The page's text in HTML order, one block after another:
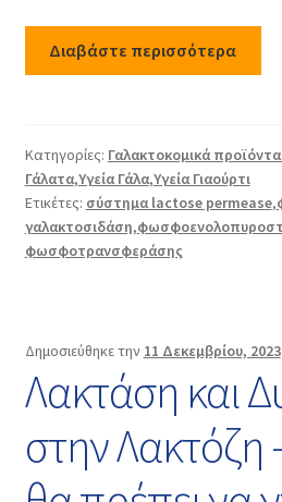
Διαβάστε περισσότερα
Κατηγορίες: Γαλακτοκομικά προϊόντα
Γάλατα,Υγεία Γάλα,Υγεία Γιαούρτι
Ετικέτες: σύστημα lactose permease,
γαλακτοσιδάση,
φωσφοτρανσφεράσης
Δημοσιεύθηκε την 11 Δεκεμβρίου, 2023
Λακτάση και
στην